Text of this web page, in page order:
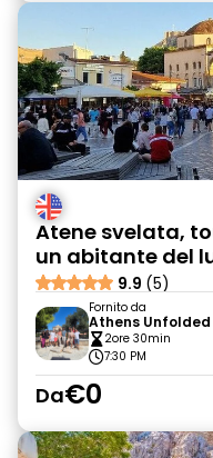
Atene svelata,
un abitante del
9.9 (5)
Fornito da
Athens Unfolded
2ore 30min
7:30 PM
Da€0